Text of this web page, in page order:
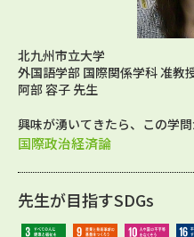
北九州市立大学
外国語学部 国際関係学科 准教
阿部 容子 先生
興味が湧いてきたら、この学問
国際政治経済論
先生が目指すSDGs